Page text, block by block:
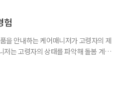
험
을 안내하는 케어매니저가 고령자의 제
저는 고령자의 상태를 파악해 돌봄 계획
피니티는 케어매니저 전문사이트 ‘케